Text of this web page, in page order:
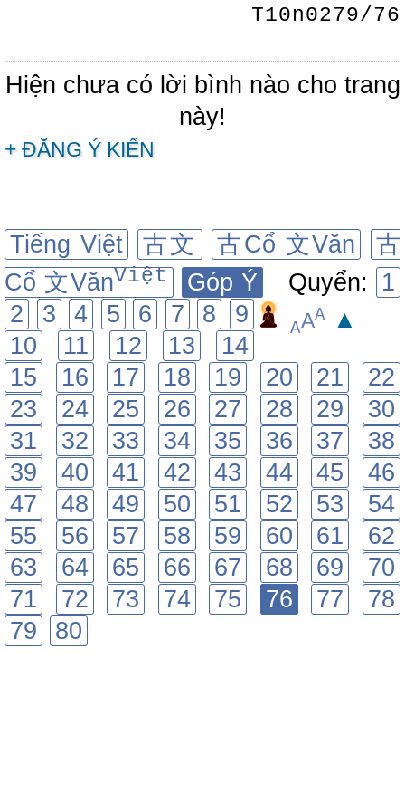
T10n0279/76
Hiện chưa có lời bình nào cho trang
này!
+ ĐĂNG Ý KIẾN
Tiếng Việt 古文 古Cổ 文Văn
古
Cổ 文VănViệt Góp Ý
AAA ▲
Quyển:
1
2
3 4 5 6 7 8
9
10
11 12 13
14
15
16 17 18 19 20 21
22
23
24 25 26 27 28 29
30
31
32 33 34 35 36 37
38
39
40 41 42 43 44 45
46
47
48 49 50 51 52 53
54
55
56 57 58 59 60 61
62
63
64 65 66 67 68 69
70
71
72 73 74 75 76 77
78
79
80